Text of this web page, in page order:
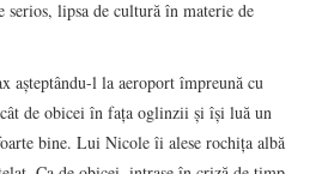
serios, lipsa de cultură în materie de
aşteptându-l la aeroport împreună cu
de obicei în faţa oglinzii şi îşi luă un
bine. Lui Nicole îi alese rochiţa albă